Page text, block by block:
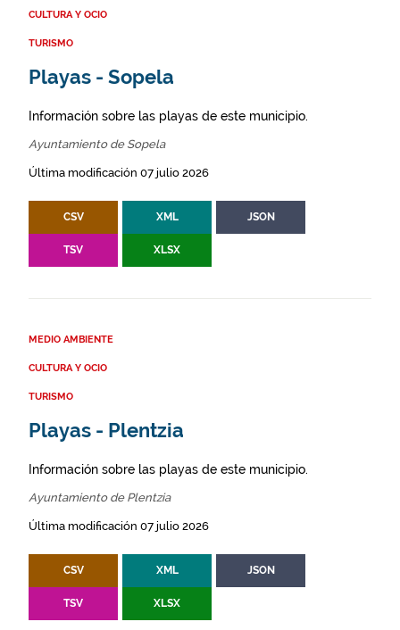
CULTURA Y OCIO
TURISMO
Playas - Sopela
Información sobre las playas de este municipio.
Ayuntamiento de Sopela
Última modificación 07 julio 2026
CSV XML JSON
TSV XLSX
MEDIO AMBIENTE
CULTURA Y OCIO
TURISMO
Playas - Plentzia
Información sobre las playas de este municipio.
Ayuntamiento de Plentzia
Última modificación 07 julio 2026
CSV XML JSON
TSV XLSX